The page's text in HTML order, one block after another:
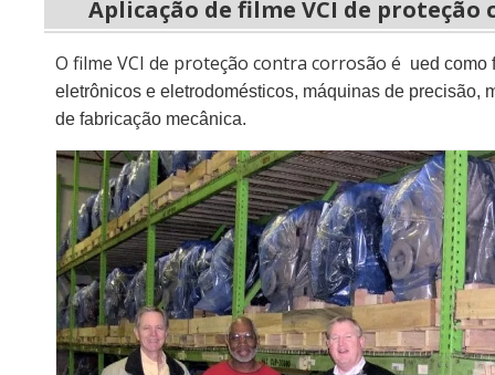
Aplicação de filme VCI de
O filme VCI de proteção contra corrosão é ued como
eletrônicos e eletrodomésticos, máquinas de precisão,
de fabricação mecânica.